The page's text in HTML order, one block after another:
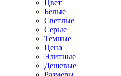
Цвет
Белые
Светлые
Серые
Темные
Цена
Элитные
Дешевые